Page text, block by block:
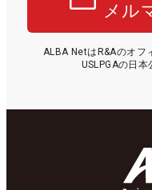
メル
ALBA NetはR&Aのオフ
USLPGAの日本